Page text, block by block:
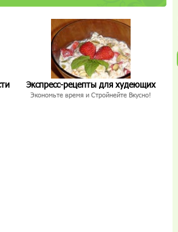
Экспресс-рецепты для худеющих
Экономьте время и Стройнейте Вкусно!